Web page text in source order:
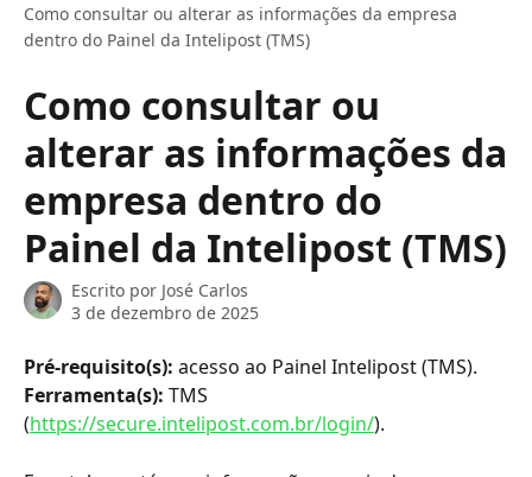
Como consultar ou alterar as informações da empresa
dentro do Painel da Intelipost (TMS)
Como consultar ou
alterar as informações da
empresa dentro do
Painel da Intelipost (TMS)
Escrito por José Carlos
3 de dezembro de 2025
Pré-requisito(s): acesso ao Painel Intelipost (TMS).
Ferramenta(s): TMS
(https://secure.intelipost.com.br/login/).